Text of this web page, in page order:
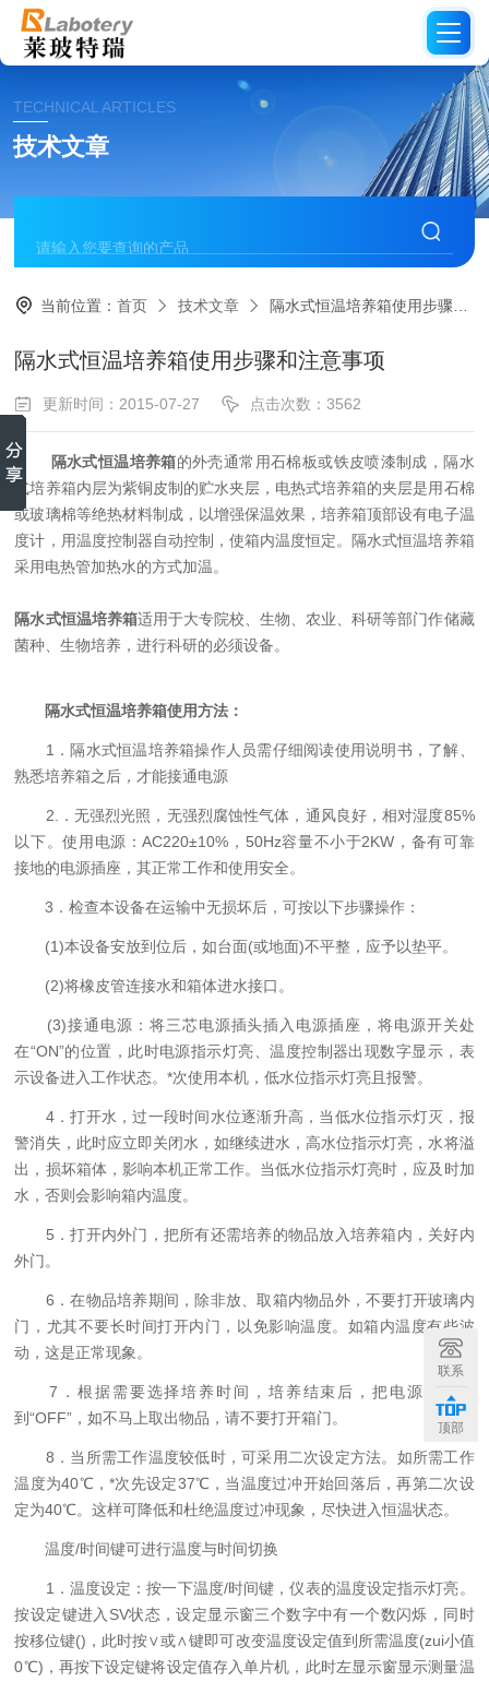
TECHNICAL ARTICLES
技术文章
当前位置：首页 技术文章 隔水式恒温培养箱使用步骤和注意事项
隔水式恒温培养箱使用步骤和注意事项
更新时间：2015-07-27 点击次数：3562
隔水式恒温培养箱的外壳通常用石棉板或铁皮喷漆制成，隔水
式培养箱内层为紫铜皮制的贮水夹层，电热式培养箱的夹层是用石棉
或玻璃棉等绝热材料制成，以增强保温效果，培养箱顶部设有电子温
度计，用温度控制器自动控制，使箱内温度恒定。
隔水式恒温培养箱
采用电热管加热水的方式加温。
隔水式恒温培养箱适用于大专院校、生物、农业、科研等部门作储藏
菌种、生物培养，进行科研的必须设备。
隔水式恒温培养箱使用方法：
1．隔水式恒温培养箱操作人员需仔细阅读使用说明书，了解、
熟悉培养箱之后，才能接通电源
2.．无强烈光照，无强烈腐蚀性气体，通风良好，相对湿度85%
以下。使用电源：AC220±10%，50Hz容量不小于2KW，备有可靠
接地的电源插座，其正常工作和使用安全。
3．检查本设备在运输中无损坏后，可按以下步骤操作：
(1)本设备安放到位后，如台面(或地面)不平整，应予以垫平。
(2)将橡皮管连接水和箱体进水接口。
(3)接通电源：将三芯电源插头插入电源插座，将电源开关处
在“ON”的位置，此时电源指示灯亮、温度控制器出现数字显示，表
示设备进入工作状态。*次使用本机，低水位指示灯亮且报警。
4．打开水，过一段时间水位逐渐升高，当低水位指示灯灭，报
警消失，此时应立即关闭水，如继续进水，高水位指示灯亮，水将溢
出，损坏箱体，影响本机正常工作。当低水位指示灯亮时，应及时加
水，否则会影响箱内温度。
5．打开内外门，把所有还需培养的物品放入培养箱内，关好内
外门。
6．在物品培养期间，除非放、取箱内物品外，不要打开玻璃内
门，尤其不要长时间打开内门，以免影响温度。如箱内温度有些波
动，这是正常现象。
7．根据需要选择培养时间，培养结束后，把电源开关拨
到“OFF”，如不马上取出物品，请不要打开箱门。
8．当所需工作温度较低时，可采用二次设定方法。如所需工作
温度为40℃，*次先设定37℃，当温度过冲开始回落后，再第二次设
定为40℃。这样可降低和杜绝温度过冲现象，尽快进入恒温状态。
温度/时间键可进行温度与时间切换
1．温度设定：按一下温度/时间键，仪表的温度设定指示灯亮。
按设定键进入SV状态，设定显示窗三个数字中有一个数闪烁，同时
按移位键()，此时按∨或∧键即可改变温度设定值到所需温度(zui小值
0℃)，再按下设定键将设定值存入单片机，此时左显示窗显示测量温
联系
顶部